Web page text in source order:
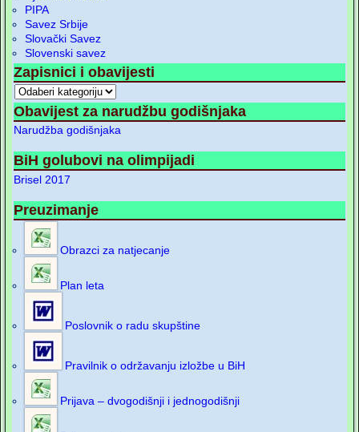
PIPA
Savez Srbije
Slovački Savez
Slovenski savez
Zapisnici i obavijesti
Obavijest za narudžbu godišnjaka
Narudžba godišnjaka
BiH golubovi na olimpijadi
Brisel 2017
Preuzimanje
Obrazci za natjecanje
Plan leta
Poslovnik o radu skupštine
Pravilnik o održavanju izložbe u BiH
Prijava – dvogodišnji i jednogodišnji